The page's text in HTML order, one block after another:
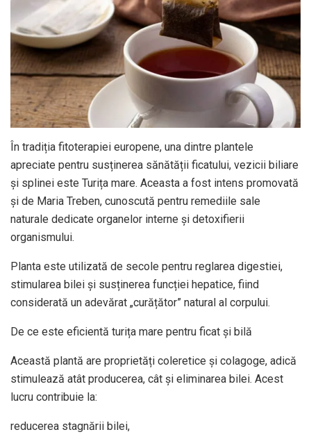
În tradiția fitoterapiei europene, una dintre plantele
apreciate pentru susținerea sănătății ficatului, vezicii biliare
și splinei este Turița mare. Aceasta a fost intens promovată
și de Maria Treben, cunoscută pentru remediile sale
naturale dedicate organelor interne și detoxifierii
organismului.
Planta este utilizată de secole pentru reglarea digestiei,
stimularea bilei și susținerea funcției hepatice, fiind
considerată un adevărat „curățător” natural al corpului.
De ce este eficientă turița mare pentru ficat și bilă
Această plantă are proprietăți coleretice și colagoge, adică
stimulează atât producerea, cât și eliminarea bilei. Acest
lucru contribuie la:
reducerea stagnării bilei,